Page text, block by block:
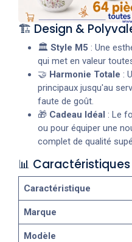
🏗️ Design &
🏛️ Style M5 : Une
qui met en valeur
🤝 Harmonie Totale :
principaux jusqu'au
faute de goût.
🎁 Cadeau Idéal : Le
ou pour équiper une
complet de qualité
📊
Caractéristique
Marque
Modèle